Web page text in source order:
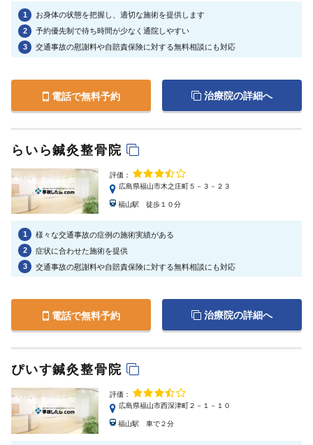
1
お身体の状態を把握し、適切な施術を提供します
2
予約優先制で待ち時間が少なく通院しやすい
3
交通事故の慰謝料や自賠責保険に対する無料相談にも対応
電話で無料予約 治療院の詳細へ
らいら鍼灸整骨院
評価：
広島県福山市木之庄町５－３－２３
福山駅 徒歩１０分
1
様々な交通事故の症例の施術実績がある
2
症状に合わせた施術を提供
3
交通事故の慰謝料や自賠責保険に対する無料相談にも対応
電話で無料予約 治療院の詳細へ
ぴいす鍼灸整骨院
評価：
広島県福山市西深津町２－１－１０
福山駅 車で２分